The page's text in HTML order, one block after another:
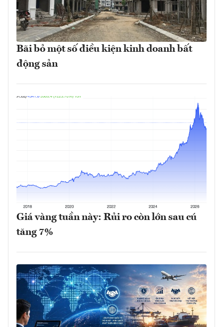
Bãi bỏ một số điều kiện kinh doanh bất
động sản
Giá vàng tuần này: Rủi ro còn lớn sau cú
tăng 7%